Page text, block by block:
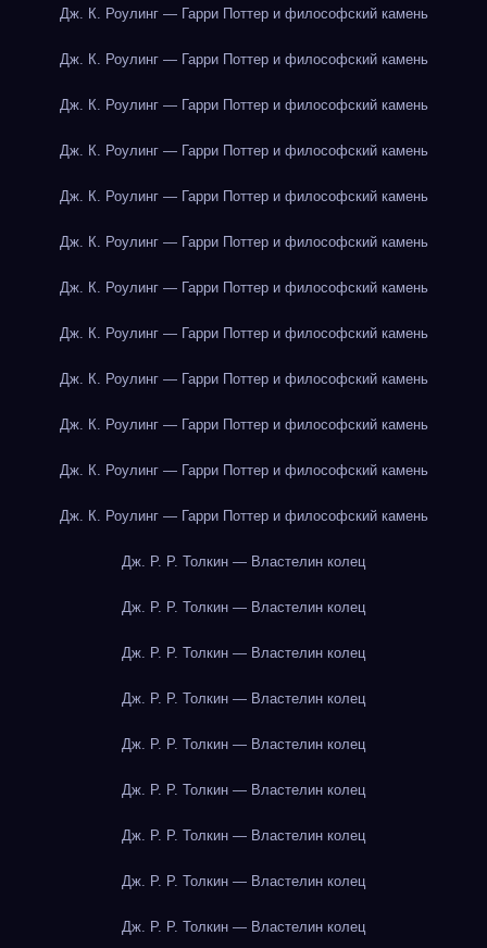
Дж. К. Роулинг — Гарри Поттер и философский камень
Дж. К. Роулинг — Гарри Поттер и философский камень
Дж. К. Роулинг — Гарри Поттер и философский камень
Дж. К. Роулинг — Гарри Поттер и философский камень
Дж. К. Роулинг — Гарри Поттер и философский камень
Дж. К. Роулинг — Гарри Поттер и философский камень
Дж. К. Роулинг — Гарри Поттер и философский камень
Дж. К. Роулинг — Гарри Поттер и философский камень
Дж. К. Роулинг — Гарри Поттер и философский камень
Дж. К. Роулинг — Гарри Поттер и философский камень
Дж. К. Роулинг — Гарри Поттер и философский камень
Дж. К. Роулинг — Гарри Поттер и философский камень
Дж. Р. Р. Толкин — Властелин колец
Дж. Р. Р. Толкин — Властелин колец
Дж. Р. Р. Толкин — Властелин колец
Дж. Р. Р. Толкин — Властелин колец
Дж. Р. Р. Толкин — Властелин колец
Дж. Р. Р. Толкин — Властелин колец
Дж. Р. Р. Толкин — Властелин колец
Дж. Р. Р. Толкин — Властелин колец
Дж. Р. Р. Толкин — Властелин колец